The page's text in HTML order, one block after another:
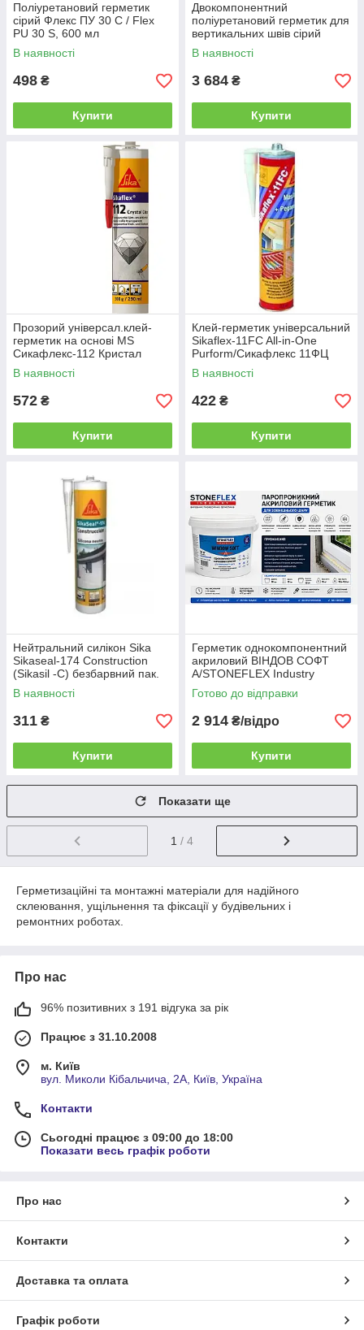
Поліуретановий герметик
сірий Флекс ПУ 30 С / Flex
PU 30 S, 600 мл
В наявності
498 ₴
Купити
Двокомпонентний
поліуретановий герметик для
вертикальних швів сірий
Флекс ПУ 2КV / FLEX PU 2KV,
5 кг
В наявності
3 684 ₴
Купити
Прозорий універсал.клей-
герметик на основі MS
Сикафлекс-112 Кристал
Клір/Sikaflex-112 Crystal Clear
уп.300 мл
В наявності
572 ₴
Купити
Клей-герметик універсальний
Sikaflex-11FC All-in-One
Purform/Сикафлекс 11ФЦ
поліуретановий (сірий)
уп.300 мл
В наявності
422 ₴
Купити
Нейтральний силікон Sika
Sikaseal-174 Construction
(Sikasil -C) безбарвний пак.
300 мл
В наявності
311 ₴
Купити
Герметик однокомпонентний
акриловий ВIНДОВ СОФТ
А/STONEFLEX Industry
Window Soft A, 10 кг
Готово до відправки
2 914 ₴/відро
Купити
Показати ще
1 / 4
Герметизаційні та монтажні матеріали для надійного
склеювання, ущільнення та фіксації у будівельних і
ремонтних роботах.
Про нас
96% позитивних з 191 відгука за рік
Працює з 31.10.2008
м. Київ
вул. Миколи Кібальчича, 2А, Київ, Україна
Контакти
Сьогодні працює з 09:00 до 18:00
Показати весь графік роботи
Про нас
Контакти
Доставка та оплата
Графік роботи